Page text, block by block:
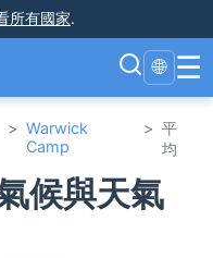
所有國家.
🌐 ☰
> Warwick
Camp
> 平
均
候與天氣